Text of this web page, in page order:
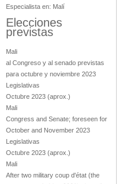
Especialista en: Malí
Elecciones
previstas
Mali
al Congreso y al senado previstas
para octubre y noviembre 2023
Legislativas
Octubre 2023 (aprox.)
Mali
Congress and Senate; foreseen for
October and November 2023
Legislativas
Octubre 2023 (aprox.)
Mali
After two military coup d'état (the